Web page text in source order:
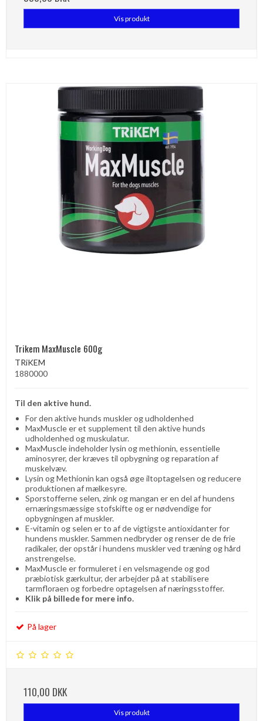
Vis produkt
Trikem MaxMuscle 600g
TRiKEM
1880000
Til den aktive hund.
For den aktive hunds muskler og udholdenhed
MaxMuscle er et supplement til den aktive hunds
udholdenhed og muskulatur.
MaxMuscle indeholder lysin og methionin, essentielle
aminosyrer, der kræves til opbygning og reparation af
muskelvæv.
Lysin og Methionin kan også øge iltoptagelsen og reducere
produktionen af ​​mælkesyre.
Sporstofferne selen, zink og mangan er en del af hundens
ernæringsmæssige stofskifte og er nødvendige for
opbygningen af ​​muskler.
E-vitamin og selen er to af de vigtigste antioxidanter for
hundens muskler. Sammen nedbryder og renser de de frie
radikaler, der opstår i hundens muskler ved træning og hård
anstrengelse.
MaxMuscle er formuleret i en velsmagende og god
præbiotisk gærkultur, der arbejder på at stabilisere
tarmfloraen og forbedre optagelsen af ​​næringsstoffer.
Klik på billede for mere info.
På lager
110,00 DKK
Vis produkt